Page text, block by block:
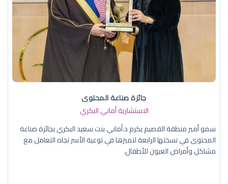
جائزة صناعة المحتوى
الاستشارية أماني البكري
سمو أمير منطقة القصيم يكرم د.أماني بنت سعيد البكري بجائزة صناعة
المحتوى في نسختها الرابعة لتميزها في توعية الأسر تجاه التعامل مع
مشاكل وأمراض العيون للأطفال.